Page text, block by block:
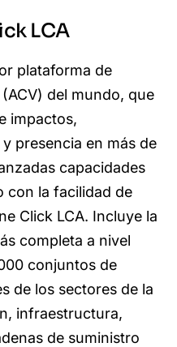
LCA
plataforma de
del mundo, que
impactos,
presencia en más de
capacidades
con la facilidad de
Click LCA. Incluye la
completa a nivel
conjuntos de
de los sectores de la
infraestructura,
de suministro